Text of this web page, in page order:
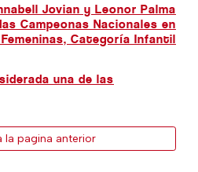
Jovian y Leonor Palma
Campeonas Nacionales en
Categoría Infantil
una de las
la pagina anterior